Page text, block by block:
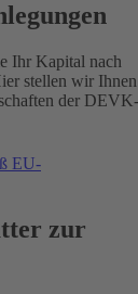
Ihr Kapital nach
stellen wir Ihnen
der DEVK-
EU-
zur